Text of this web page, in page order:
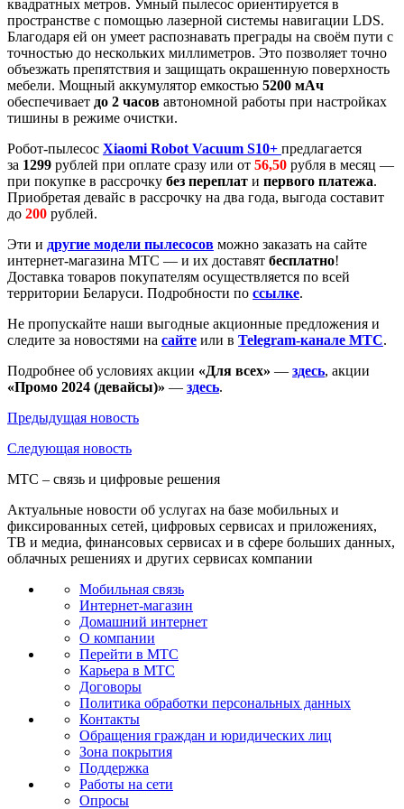
квадратных метров. Умный пылесос ориентируется в
пространстве с помощью лазерной системы навигации LDS.
Благодаря ей он умеет распознавать преграды на своём пути с
точностью до нескольких миллиметров. Это позволяет точно
объезжать препятствия и защищать окрашенную поверхность
мебели. Мощный аккумулятор емкостью 5200 мАч
обеспечивает до 2 часов автономной работы при настройках
тишины в режиме очистки.
Робот-пылесос Xiaomi Robot Vacuum S10+ предлагается
за 1299 рублей при оплате сразу или от 56,50 рубля в месяц —
при покупке в рассрочку без переплат и первого платежа.
Приобретая девайс в рассрочку на два года, выгода составит
до 200 рублей.
Эти и другие модели пылесосов можно заказать на сайте
интернет-магазина МТС — и их доставят бесплатно!
Доставка товаров покупателям осуществляется по всей
территории Беларуси. Подробности по ссылке.
Не пропускайте наши выгодные акционные предложения и
следите за новостями на сайте или в Telegram-канале МТС.
Подробнее об условиях акции «Для всех» — здесь, акции
«Промо 2024 (девайсы)» — здесь.
Предыдущая новость
Следующая новость
МТС – связь и цифровые решения
Актуальные новости об услугах на базе мобильных и
фиксированных сетей, цифровых сервисах и приложениях,
ТВ и медиа, финансовых сервисах и в сфере больших данных,
облачных решениях и других сервисах компании
Мобильная связь
Интернет-магазин
Домашний интернет
О компании
Перейти в МТС
Карьера в МТС
Договоры
Политика обработки персональных данных
Контакты
Обращения граждан и юридических лиц
Зона покрытия
Поддержка
Работы на сети
Опросы